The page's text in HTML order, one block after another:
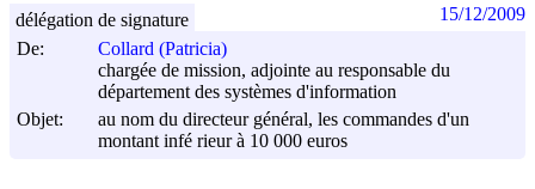
De:
Collard (Patricia)
chargée de mission, adjointe au responsable du
département des systèmes d'information
Objet:
au nom du directeur général, les commandes d'un
montant infé rieur à 10 000 euros
délégation de signature 15/12/2009